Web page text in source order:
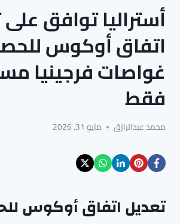
أستراليا توافق
اتفاق أوكوس
غواصات فرجينيا
فقط
محمد عبدالرازق مايو 31, 2026
تعديل اتفاق أوكوس